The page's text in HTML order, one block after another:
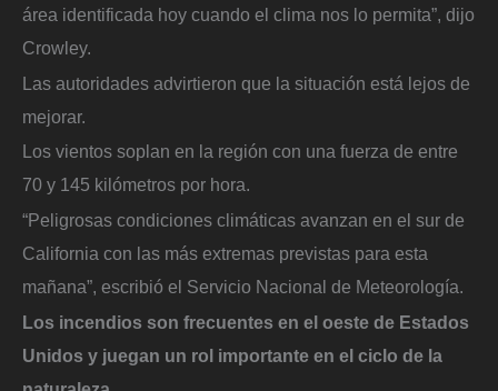
área identificada hoy cuando el clima nos lo permita”, dijo
Crowley.
Las autoridades advirtieron que la situación está lejos de
mejorar.
Los vientos soplan en la región con una fuerza de entre
70 y 145 kilómetros por hora.
“Peligrosas condiciones climáticas avanzan en el sur de
California con las más extremas previstas para esta
mañana”, escribió el Servicio Nacional de Meteorología.
Los incendios son frecuentes en el oeste de Estados
Unidos y juegan un rol importante en el ciclo de la